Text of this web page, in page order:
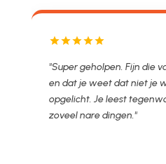
"De man rijden net
en nu al opgelost
vooraf besproken
hoor."